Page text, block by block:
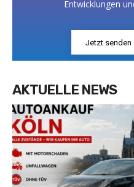
Entwicklungen
Jetzt senden
AKTUELLE NEWS